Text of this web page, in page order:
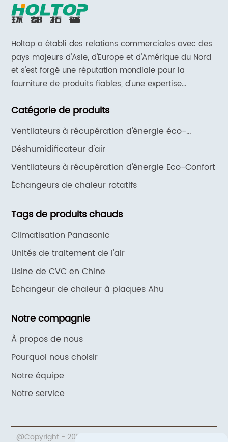
Holtop a établi des relations commerciales avec des
pays majeurs d'Asie, d'Europe et d'Amérique du Nord
et s'est forgé une réputation mondiale pour la
fourniture de produits fiables, d'une expertise
et de services réactifs.
Catégorie de produits
Ventilateurs à récupération d'énergie éco-
intelligents
Déshumidificateur d'air
Ventilateurs à récupération d'énergie Eco-Confort
Échangeurs de chaleur rotatifs
Tags de produits chauds
Climatisation Panasonic
Unités de traitement de l'air
Usine de CVC en Chine
Échangeur de chaleur à plaques Ahu
Notre compagnie
À propos de nous
Pourquoi nous choisir
Notre équipe
Notre service
@Copyright - 2020-2023 : Tous droits réservés.Pékin